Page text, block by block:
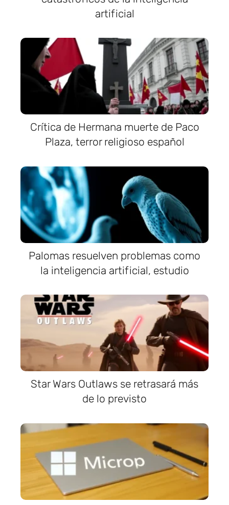
artificial
Crítica de Hermana muerte de Paco
Plaza, terror religioso español
Palomas resuelven problemas como
la inteligencia artificial, estudio
Star Wars Outlaws se retrasará más
de lo previsto